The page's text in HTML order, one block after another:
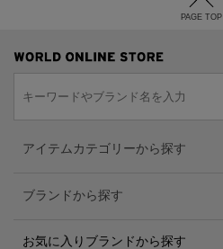
PAGE TOP
アイテムカテゴリーから探す
ブランドから探す
お気に入りブランドから探す